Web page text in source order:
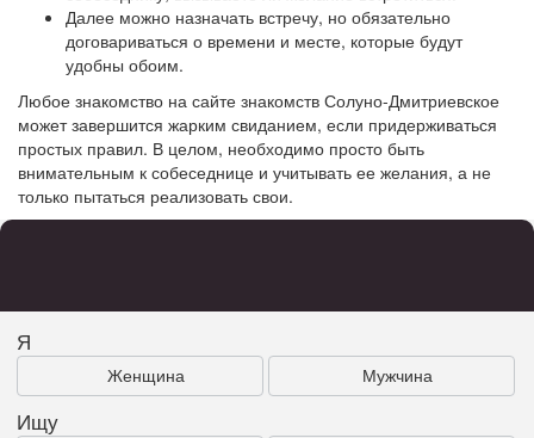
Далее можно назначать встречу, но обязательно
договариваться о времени и месте, которые будут
удобны обоим.
Любое знакомство на сайте знакомств Солуно-Дмитриевское
может завершится жарким свиданием, если придерживаться
простых правил. В целом, необходимо просто быть
внимательным к собеседнице и учитывать ее желания, а не
только пытаться реализовать свои.
Я
Женщина Мужчина
Ищу